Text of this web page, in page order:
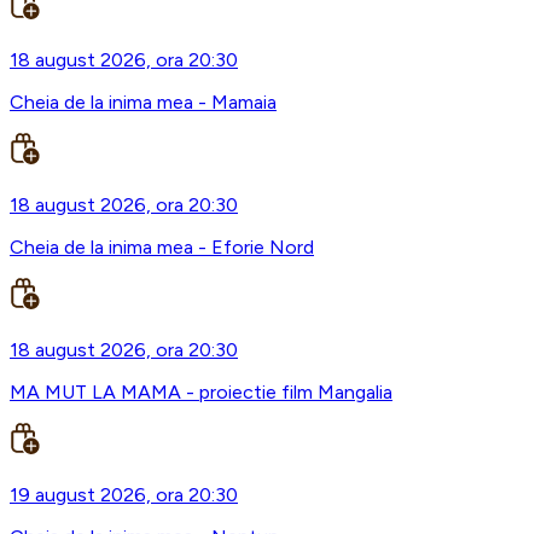
18 august 2026, ora 20:30
Cheia de la inima mea - Mamaia
18 august 2026, ora 20:30
Cheia de la inima mea - Eforie Nord
18 august 2026, ora 20:30
MA MUT LA MAMA - proiectie film Mangalia
19 august 2026, ora 20:30